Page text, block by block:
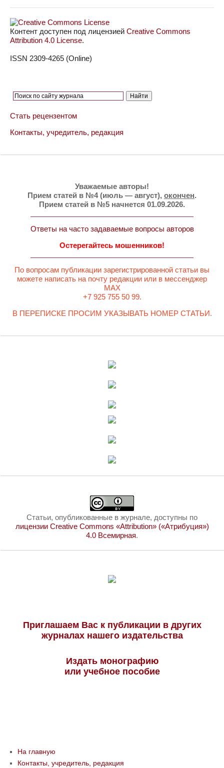
Контент доступен под лицензией Creative Commons
Attribution 4.0 License.
ISSN 2309-4265 (Online)
Стать рецензентом
Контакты, учредитель, редакция
Уважаемые авторы!
Прием статей в №4 (июль — август), окончен.
Прием статей в №5 начнется 01.09.2026.
Ответы на часто задаваемые вопросы авторов
Остерегайтесь мошенников!
По вопросам публикации зарегистрированной статьи вы
можете написать на почту редакции или в мессенджер
MAX
+7 925 755 50 99.
В ПЕРЕПИСКЕ ПРОСИМ УКАЗЫВАТЬ НОМЕР СТАТЬИ.
Статьи, опубликованные в журнале, доступны по
лицензии Creative Commons «Attribution» («Атрибуция»)
4.0 Всемирная.
Приглашаем Вас к публикации в других
журналах нашего издательства
Издать монографию
или учебное пособие
На главную
Контакты, учредитель, редакция